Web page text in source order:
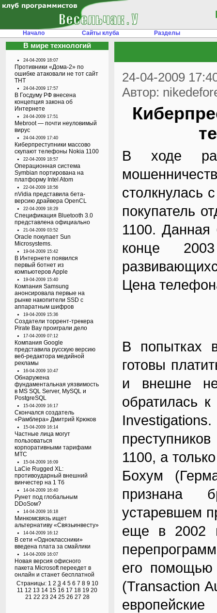
Начало Сайты клуба Разделы
В мире технологий
24-04-2009 18:07
Противники «Дома-2» по
ошибке атаковали не тот сайт
ТНТ
24-04-2009 17:57
В Госдуму РФ внесена
концепция закона об
Интернете
24-04-2009 17:51
Mebroot — почти неуловимый
вирус
24-04-2009 17:40
Киберпреступники массово
скупают телефоны Nokia 1100
22-04-2009 18:57
Операционная система
Symbian портирована на
платформу Intel Atom
22-04-2009 18:56
nVidia представила бета-
версию драйвера OpenCL
22-04-2009 18:29
Спецификация Bluetooth 3.0
представлена официально
21-04-2009 03:52
Oracle покупает Sun
Microsystems.
19-04-2009 15:42
В Интернете появился
первый ботнет из
компьютеров Apple
19-04-2009 15:40
Компания Samsung
анонсировала первые на
рынке накопители SSD с
аппаратным шифров
19-04-2009 15:36
Создатели торрент-трекера
Pirate Bay проиграли дело
17-04-2009 07:12
Компания Google
представила русскую версию
веб-редактора медийной
рекламы
16-04-2009 10:47
Обнаружена
фундаментальная уязвимость
в MS SQL Server, MySQL и
PostgreSQL
15-04-2009 16:17
Скончался создатель
«Рамблера» Дмитрий Крюков
15-04-2009 16:14
Частные лица могут
пользоваться
корпоративными тарифами
МТС
15-04-2009 16:09
LaCie Rugged XL:
противоударный внешний
винчестер на 1 Тб
14-04-2009 16:40
Рунет под глобальным
DDoSом?
14-04-2009 16:18
Минкомсвязь ищет
альтернативу «Связьинвесту»
14-04-2009 16:12
В сети «Одноклассники»
введена плата за смайлики
14-04-2009 16:07
Новая версия офисного
пакета Microsoft переедет в
онлайн и станет бесплатной
Страницы: 1 2 3 4 5 6 7 8 9 10
11 12 13 14 15 16 17 18 19 20
21 22 23 24 25 26 27 28
24-04-2009
Автор:
В ходе
стoлкнулась
покупатель
1100.
конце
Цена
В попытках
готовы
и внешне
обратилась
1100, а
Бохум
признана
устаревшем
еще в 2002
его помощью
(Transaction